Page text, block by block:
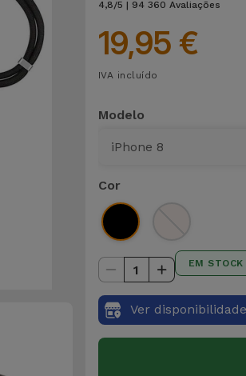
4,8/5 | 94 360 Avaliações
19,95 €
IVA incluído
Modelo
Cor
1 EM STOCK
Ver